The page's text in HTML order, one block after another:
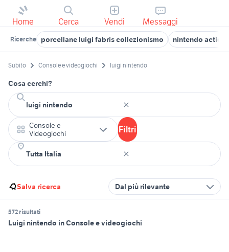
Home Cerca Vendi Messaggi
Ricerche porcellane luigi fabris collezionismo nintendo action
Subito Console e videogiochi luigi nintendo
Cosa cerchi?
Console e
Videogiochi
Filtri
Salva ricerca Dal più rilevante
572 risultati
Luigi nintendo in Console e videogiochi